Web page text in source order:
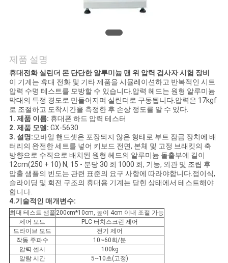
뉴
스
인
용
문
을
요
구
하
세
제품 설명
휴대전화 실린더 몬 단단한 알루미늄 맨 위 압력 검사자 시험 장비
이 기계는 휴대 전화 및 기타 제품을 시뮬레이션하고 반복적인 시트
압력 수명 테스트를 모방할 수 있습니다.압력 헤드는 원형 알루미늄
막대의 특정 경도로 만들어지며 실린더로 구동됩니다.압력은 17kgf
로 조절하고 도착시간을 측정한 후 손상 정도를 알 수 있다.
1. 제품 이름: 휴대폰 하드 압력 테스터
2. 제품 모델: GX-5630
3. 설명:모바일 핸드셋은 포장되지 않은 형태로 부트 잠금 장치에 배
터리의 완전한 세트를 넣어 키보드 전면, 본체 및 고정 브래킷의 축
방향으로 수직으로 배치된 원형 헤드의 알루미늄 돌출부에 길이
12cm(250 + 10) N, 15 - 분당 30 회 1000 회, 기능, 외관 및 조립 후
압출 샘플의 빈도는 관련 표준의 요구 사항에 따라야합니다.접이식,
슬라이딩 및 회전 구조의 휴대용 기계는 닫힌 상태에서 테스트해야
합니다.
4.기술적인 매개변수:
최대 테스트 샘플 200cm*10cm, 높이 4cm 이내 조절 가능
제어 모드
PLC 터치스크린 제어
드라이브 모드
전기 제어
작동 주파수
10~60회/분
압력 센서
100kg
알람 시간
5~10초(고정)